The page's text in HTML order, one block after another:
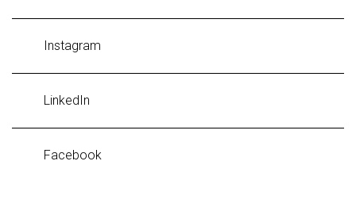
Instagram
LinkedIn
Facebook